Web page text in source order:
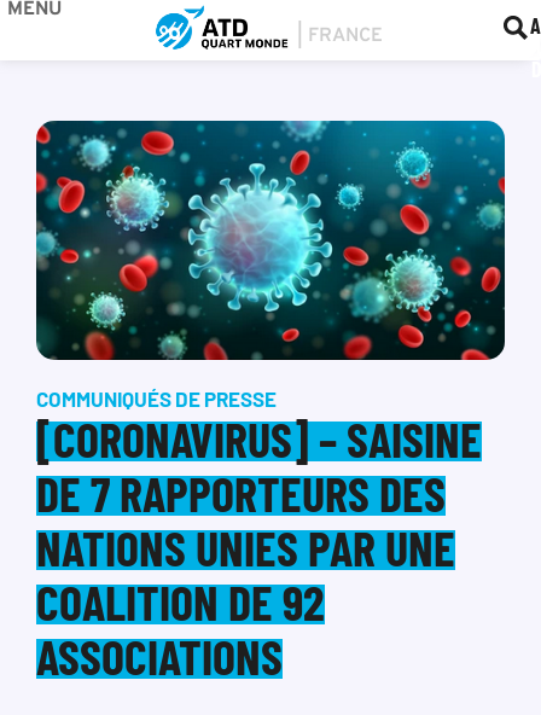
MENU
COMMUNIQUÉS DE PRESSE
[CORONAVIRUS] – SAISINE
DE 7 RAPPORTEURS DES
NATIONS UNIES PAR UNE
COALITION DE 92
ASSOCIATIONS